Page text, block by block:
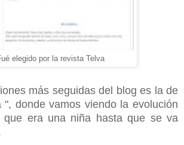
elegido por la revista Telva
más seguidas del blog es la de
donde vamos viendo la evolución
que era una niña hasta que se va